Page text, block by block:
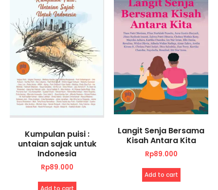
Kumpulan puisi :
untaian sajak untuk
Indonesia
Rp89.000
Langit Senja Bersama
Kisah Antara Kita
Rp89.000
Add to cart